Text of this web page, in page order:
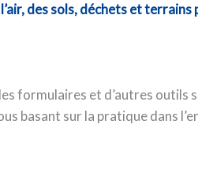
des sols, déchets et
formulaires et d’autres outils
basant sur la pratique dans